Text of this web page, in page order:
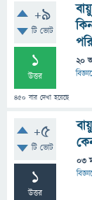
+9
টি ভোট
1
উত্তর
450 বার দেখা হয়েছে
20
+5
টি ভোট
1
উত্তর
03